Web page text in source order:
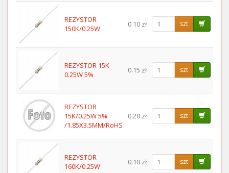
REZYSTOR
150K/0.25W
0.10 zł szt
REZYSTOR 15K
0.25W 5%
0.15 zł szt
REZYSTOR
15K/0.25W 5%
/1.85X3.5MM/RoHS
0.20 zł szt
REZYSTOR
160K/0.25W
0.10 zł szt